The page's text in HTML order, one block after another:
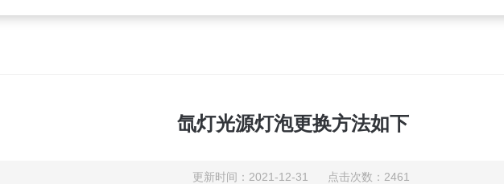
氙灯光源灯泡更换方法如下
更新时间：2021-12-31 点击次数：2461